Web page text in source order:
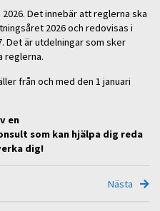
Det innebär att reglerna ska
2026 och redovisas i
Det är utdelningar som sker
reglerna.
från och med den 1 januari
en
som kan hjälpa dig reda
dig!
Nästa